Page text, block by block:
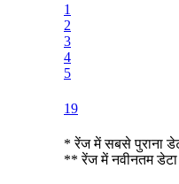
1
2
3
4
5
19
*रेंज में सबसे पुराना
**रेंज में नवीनतम